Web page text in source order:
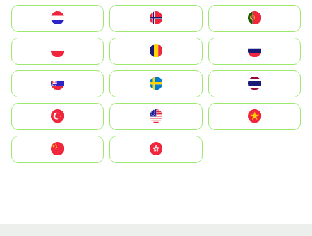
United States
中國香港特別行政區